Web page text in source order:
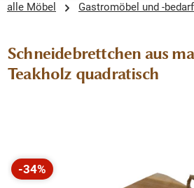
alle Möbel Gastromöbel und -bedarf
Schneidebrettchen aus
Teakholz quadratisch
Bildergalerie überspringen
-34%
Rabatt